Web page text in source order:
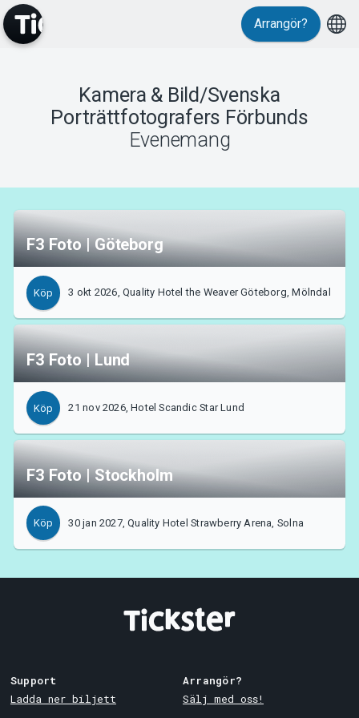
MyTickster
Support
Om Tickster
Arrangör?
Kamera & Bild/Svenska
Porträttfotografers Förbunds
Evenemang
F3 Foto | Göteborg
Köp 3 okt 2026, Quality Hotel the Weaver Göteborg, Mölndal
F3 Foto | Lund
Köp 21 nov 2026, Hotel Scandic Star Lund
F3 Foto | Stockholm
Köp 30 jan 2027, Quality Hotel Strawberry Arena, Solna
Support
Ladda ner biljett
Arrangör?
Sälj med oss!